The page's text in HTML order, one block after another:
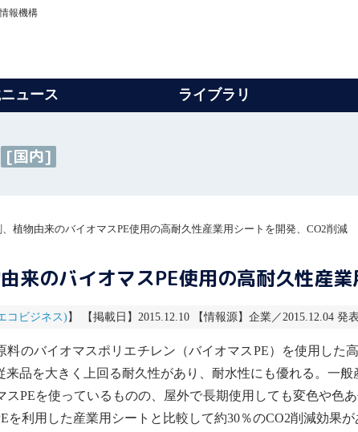
報機構
ュース ライブラリ
[国内]
、植物由来のバイオマスPE使用の高耐久性産業用シートを開発、CO2削減
来のバイオマスPE使用の高耐久性産
コビジネス)】 【掲載日】2015.12.10 【情報源】企業／2015.12.04 発表
料のバイオマスポリエチレン（バイオマスPE）を使用した
品を大きく上回る耐久性があり、耐水性にも優れる。一
スPEを使っているものの、屋外で長期使用しても変色や色
を利用した産業用シートと比較して約30％のCO2削減効果